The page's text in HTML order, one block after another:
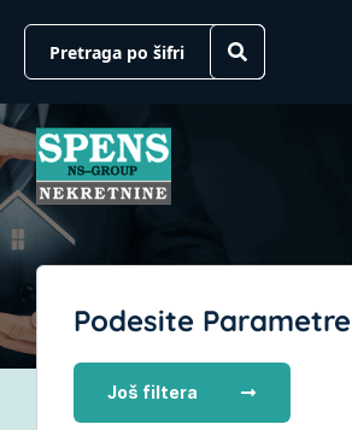
Podesite Parametre
Još filtera